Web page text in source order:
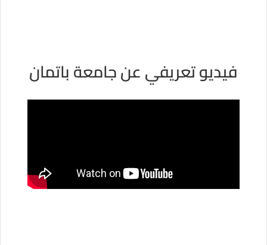
فيديو تعريفي عن جامعة باتمان